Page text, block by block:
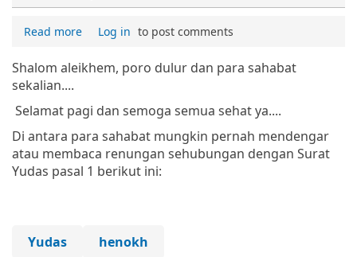
Read more Log in to post comments
Shalom aleikhem, poro dulur dan para sahabat
sekalian....
Selamat pagi dan semoga semua sehat ya....
Di antara para sahabat mungkin pernah mendengar
atau membaca renungan sehubungan dengan Surat
Yudas pasal 1 berikut ini:
Yudas henokh